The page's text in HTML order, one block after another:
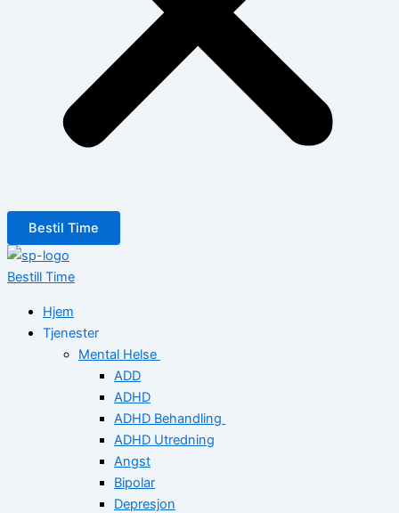
Bestil Time
Bestill Time
Hjem
Tjenester
Mental Helse
ADD
ADHD
ADHD Behandling
ADHD Utredning
Angst
Bipolar
Depresjon